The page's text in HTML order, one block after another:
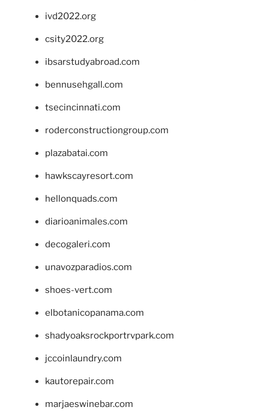
ivd2022.org
csity2022.org
ibsarstudyabroad.com
bennusehgall.com
tsecincinnati.com
roderconstructiongroup.com
plazabatai.com
hawkscayresort.com
hellonquads.com
diarioanimales.com
decogaleri.com
unavozparadios.com
shoes-vert.com
elbotanicopanama.com
shadyoaksrockportrvpark.com
jccoinlaundry.com
kautorepair.com
marjaeswinebar.com